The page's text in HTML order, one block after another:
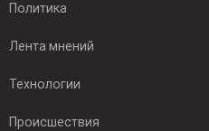
Политика
Лента мнений
Технологии
Происшествия